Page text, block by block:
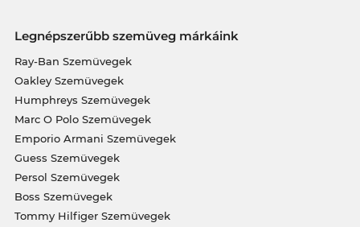
Legnépszerűbb szemüveg márkáink
Ray-Ban Szemüvegek
Oakley Szemüvegek
Humphreys Szemüvegek
Marc O Polo Szemüvegek
Emporio Armani Szemüvegek
Guess Szemüvegek
Persol Szemüvegek
Boss Szemüvegek
Tommy Hilfiger Szemüvegek